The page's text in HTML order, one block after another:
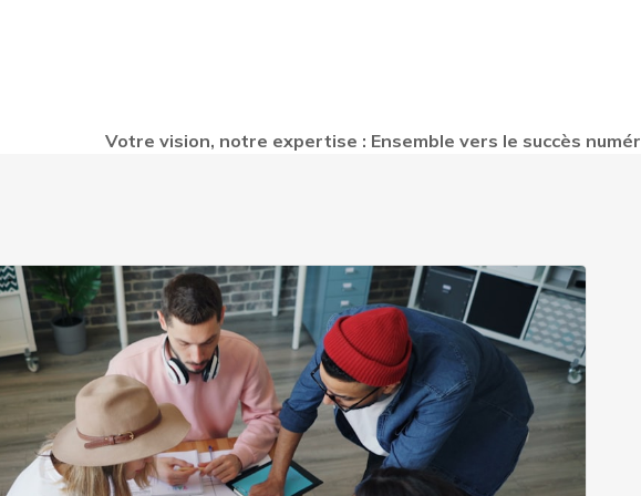
Votre vision, notre expertise : Ensemble vers le succès